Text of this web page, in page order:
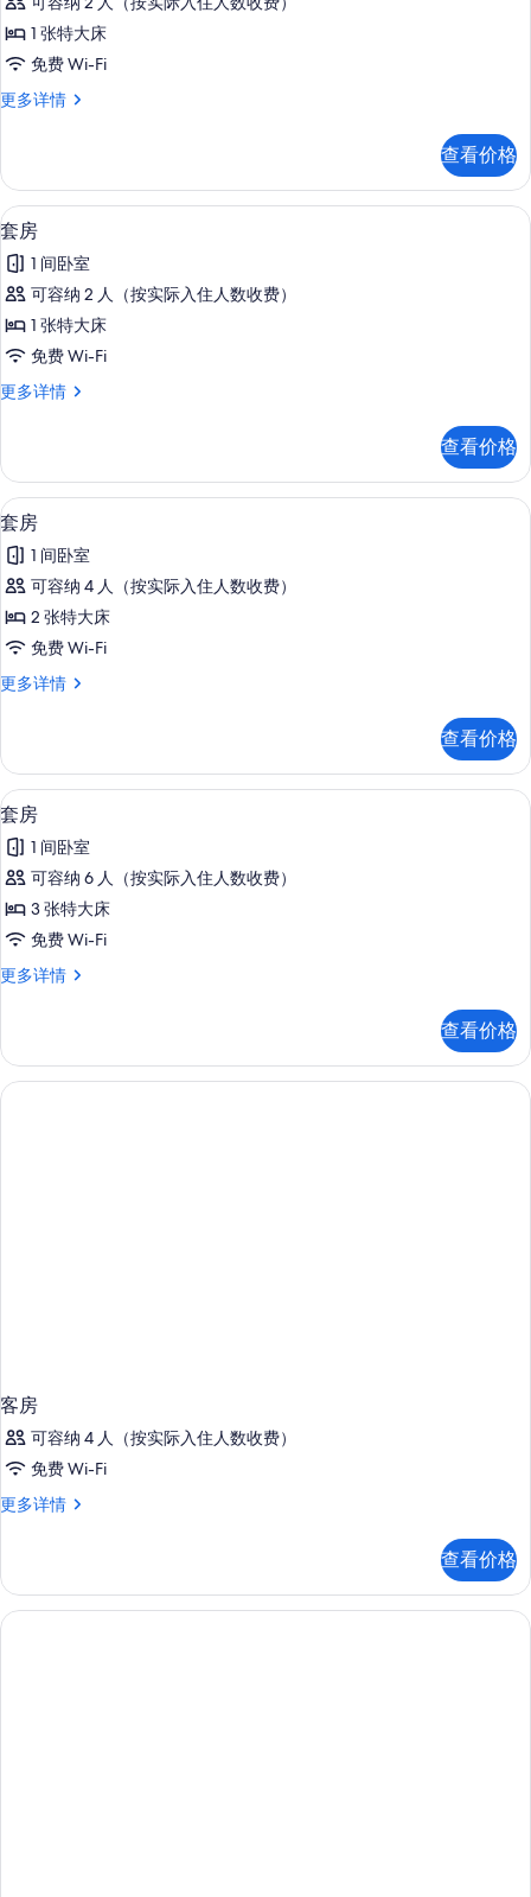
间
套
(Mini)
所
有
照
片
1 张特大床
免费 Wi-Fi
更多详情
开
(Mini)
更
多
息
查看价格
显
示
套
房
的
有
片
套房 | 浴室 | 淋浴设施、名牌洗护用品
7
套房
1 间卧室
可容纳 2 人（按实际入住人数收费）
1 张特大床
免费 Wi-Fi
更多详情
套
信
息
查看价格
显
示
套
房
的
有
片
套房 | 浴室 | 淋浴设施、名牌洗护用品
8
套房
1 间卧室
可容纳 4 人（按实际入住人数收费）
2 张特大床
免费 Wi-Fi
更多详情
套
信
息
查看价格
显
示
套
房
的
有
片
套房 | 浴室 | 淋浴设施、名牌洗护用品
9
套房
1 间卧室
可容纳 6 人（按实际入住人数收费）
3 张特大床
免费 Wi-Fi
更多详情
套
信
息
查看价格
客房
可容纳 4 人（按实际入住人数收费）
免费 Wi-Fi
更多详情
客
信
息
查看价格